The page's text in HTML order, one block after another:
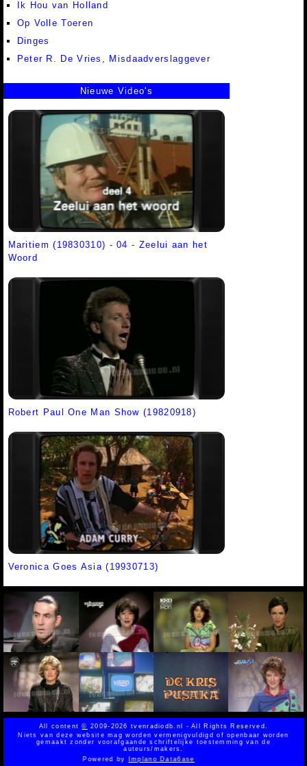
Ik Hou van Holland
Op Volle Toeren
Dinges
Peter R. De Vries, Misdaadverslaggever
Nieuwe Video's
Maritiem (19830310) - 04 - Zeelui aan het
Woord
Robert Paul One Man Show (19820918)
Veronica Goes Asia (19930713)
All content© 2009-2026 tvenradiodb.nl - All Rights Reserved.
Niets van deze website mag worden vermenigvuldigd of openbaar worden
gemaakt zonder voorafgaande schriftelijke toestemming van de
auteurs/makers.
Powered byImplano Data6ase